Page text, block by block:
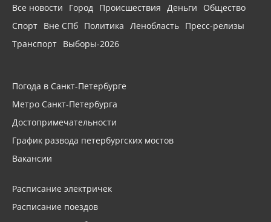
Все новости Город Происшествия Деньги
Общество
Спорт Вне СПб Политика Ленобласть Пресс-релизы
Транспорт Выборы-2026
Погода в Санкт-Петербурге
Метро Санкт-Петербурга
Достопримечательности
График развода петербургских мостов
Вакансии
Расписание электричек
Расписание поездов